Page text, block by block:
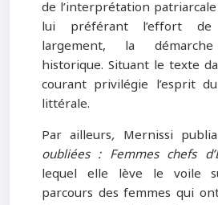
de l’interprétation
lui préférant l’effort
largement, la démarche
historique. Situant le texte
courant privilégie l’esprit
littérale.
Par ailleurs, Mernissi
oubliées : Femmes chefs
lequel elle lève le voile
parcours des femmes qui